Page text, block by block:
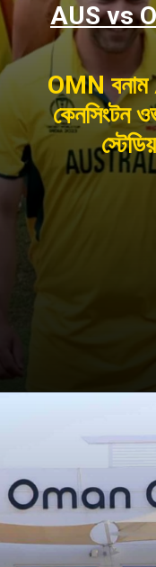
AUS vs
OMN বনাম
কেনসিংটন